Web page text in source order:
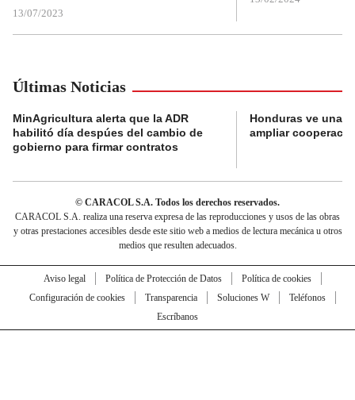
13/07/2023
Últimas Noticias
MinAgricultura alerta que la ADR
habilitó día despúes del cambio de
gobierno para firmar contratos
Honduras ve una
ampliar
© CARACOL S.A. Todos los derechos reservados.
CARACOL S.A. realiza una reserva expresa de las reproducciones y usos de las obras
y otras prestaciones accesibles desde este sitio web a medios de lectura mecánica u otros
medios que resulten adecuados.
Aviso legal Política de Protección de Datos
Política de cookies
Configuración de cookies
Transparencia Soluciones W
Teléfonos
Escríbanos